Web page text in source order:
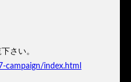
さい。
campaign/index.html